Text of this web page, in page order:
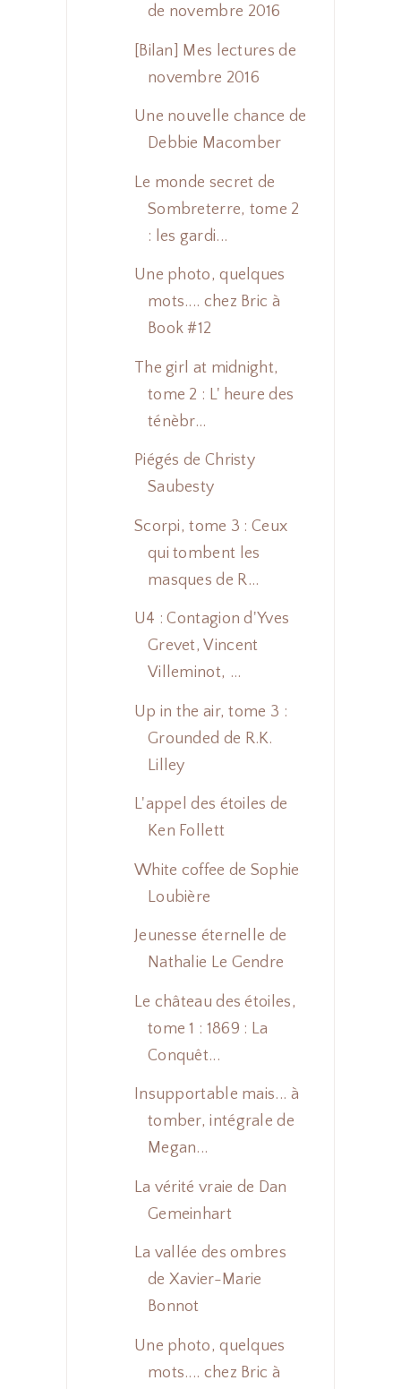
de novembre 2016
[Bilan] Mes lectures de
novembre 2016
Une nouvelle chance de
Debbie Macomber
Le monde secret de
Sombreterre, tome 2
: les gardi...
Une photo, quelques
mots.... chez Bric à
Book #12
The girl at midnight,
tome 2 : L' heure des
ténèbr...
Piégés de Christy
Saubesty
Scorpi, tome 3 : Ceux
qui tombent les
masques de R...
U4 : Contagion d'Yves
Grevet, Vincent
Villeminot, ...
Up in the air, tome 3 :
Grounded de R.K.
Lilley
L'appel des étoiles de
Ken Follett
White coffee de Sophie
Loubière
Jeunesse éternelle de
Nathalie Le Gendre
Le château des étoiles,
tome 1 : 1869 : La
Conquêt...
Insupportable mais... à
tomber, intégrale de
Megan...
La vérité vraie de Dan
Gemeinhart
La vallée des ombres
de Xavier-Marie
Bonnot
Une photo, quelques
mots.... chez Bric à